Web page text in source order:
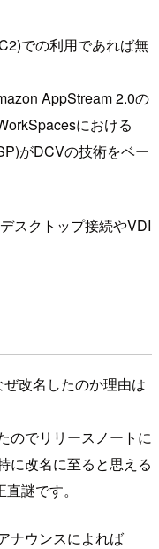
での利用であれば無
AppStream 2.0の
における
がDCVの技術をベー
スクトップ接続やVDI
改名したのか理由は
のでリリースノートに
に改名に至ると思える
謎です。
ナウンスによれば